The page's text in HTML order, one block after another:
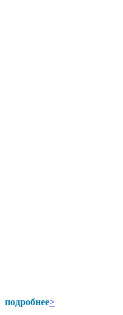
подробнее>